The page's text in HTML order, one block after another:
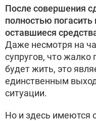
После совершения
полностью
оставшиеся
Даже несмотря на
супругов, что жалко
будет жить, это
единственным
ситуации.
Но и здесь имеются